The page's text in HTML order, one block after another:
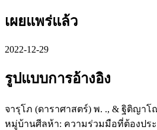
เผยแพร่แล้ว
2022-12-29
รูปแบบการอ้างอิง
จารุโภ (ดาราศาสตร์) พ. ., & ฐิติญาโ
หมู่บ้านศีลห้า: ความร่วมมือที่ต้องปร